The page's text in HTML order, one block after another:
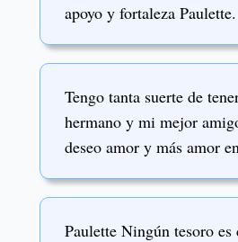
apoyo y fortaleza Paulette.
Tengo tanta suerte de
hermano y mi mejor
deseo amor y más amor
Paulette Ningún tesoro